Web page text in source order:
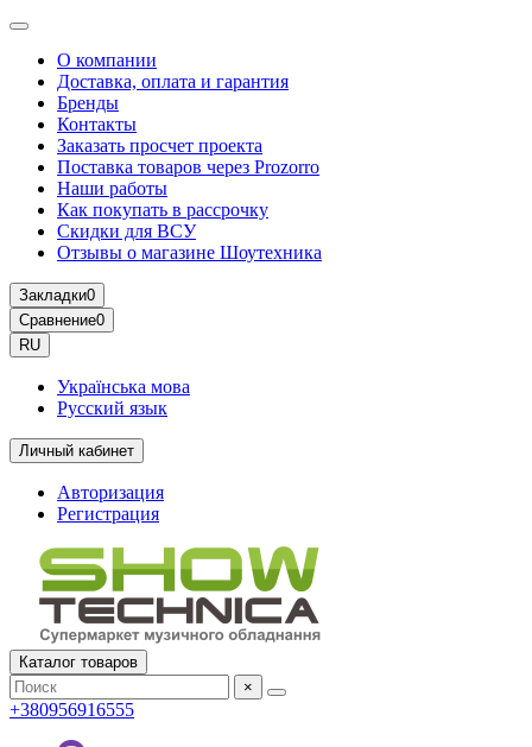
О компании
Доставка, оплата и гарантия
Бренды
Контакты
Заказать просчет проекта
Поставка товаров через Prozorro
Наши работы
Как покупать в рассрочку
Скидки для ВСУ
Отзывы о магазине Шоутехника
Закладки0
Сравнение0
RU
Українська мова
Русский язык
Личный кабинет
Авторизация
Регистрация
Каталог товаров
×
+380956916555